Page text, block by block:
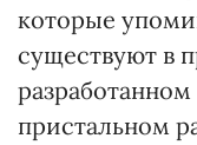
которые
существуют в
пристальном